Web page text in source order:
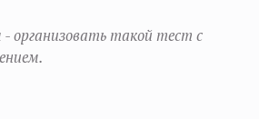
организовать такой тест с